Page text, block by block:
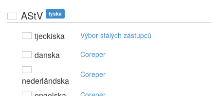
AStV tyska
tjeckiska Výbor stálých zástupců
danska Coreper
nederländska
Coreper